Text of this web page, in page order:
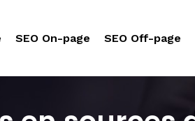
SEO On-page SEO Off-page